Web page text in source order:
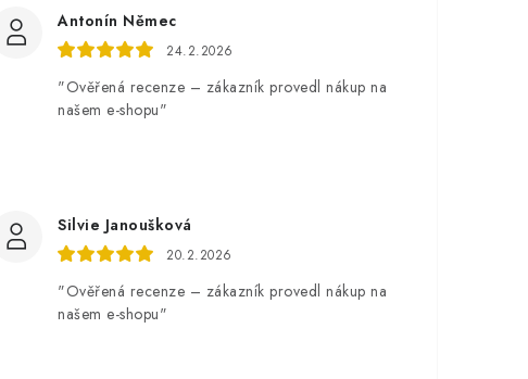
Antonín Němec
24.2.2026
"Ověřená recenze – zákazník provedl nákup na
našem e-shopu"
Silvie Janoušková
20.2.2026
"Ověřená recenze – zákazník provedl nákup na
našem e-shopu"